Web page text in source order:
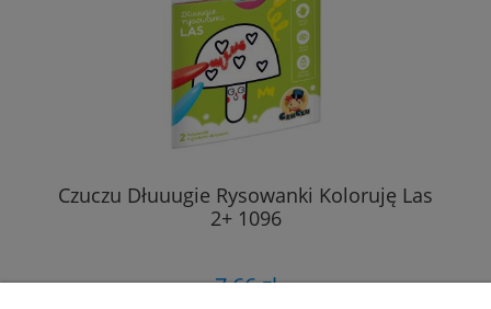
Czuczu Dłuuugie Rysowanki Koloruję Las
2+ 1096
7,66 zł